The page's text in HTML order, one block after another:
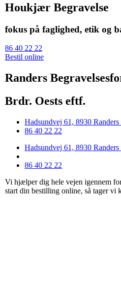
Houkjær Begravelse
fokus på faglighed, etik og
86 40 22 22
Bestil online
Randers
Brdr. Oests eftf.
Hadsundvej 61, 8930
86 40 22 22
Hadsundvej 61, 8930
86 40 22 22
Vi hjælper dig hele vejen igennem
start din bestilling online, så tager vi